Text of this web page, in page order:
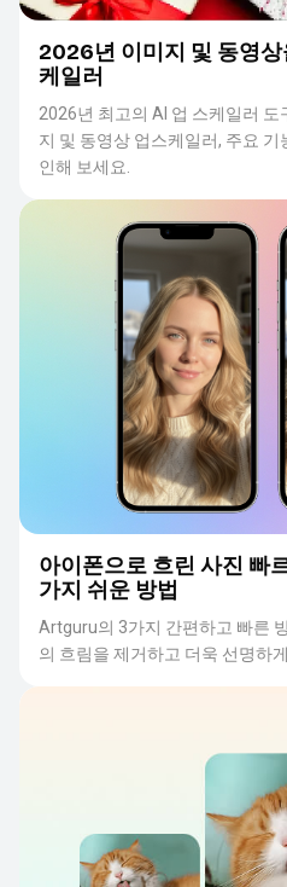
2026년 이미지 및 동영
케일러
2026년 최고의 AI 업 스케일러 도
지 및 동영상 업스케일러, 주요 기
인해 보세요.
아이폰으로 흐린 사진 빠
가지 쉬운 방법
Artguru의 3가지 간편하고 빠른
의 흐림을 제거하고 더욱 선명하